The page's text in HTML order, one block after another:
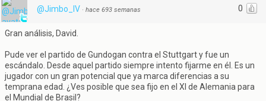
0
@Jimbo_IV · hace 693 semanas
Gran análisis, David.
Pude ver el partido de Gundogan contra el Stuttgart y fue un
escándalo. Desde aquel partido siempre intento fijarme en él. Es un
jugador con un gran potencial que ya marca diferencias a su
temprana edad. ¿Ves posible que sea fijo en el XI de Alemania para
el Mundial de Brasil?